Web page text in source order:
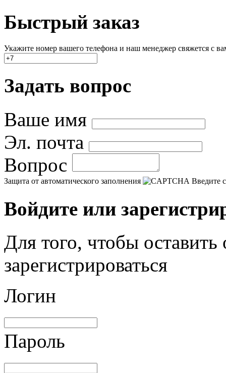
Быстрый заказ
Укажите номер вашего телефона и наш менеджер свяжется с
Задать вопрос
Ваше имя
Эл. почта
Вопрос
Защита от автоматического заполнения Введите
Войдите или
Для того, чтобы
зарегистрироваться
Логин
Пароль